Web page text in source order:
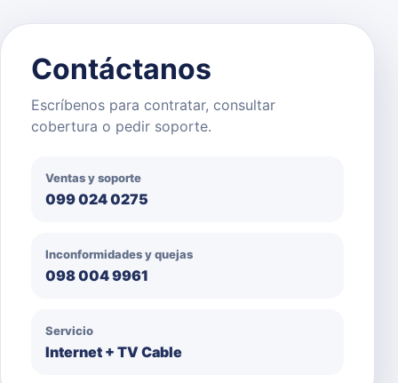
Contáctanos
Escríbenos para contratar, consultar
cobertura o pedir soporte.
Ventas y soporte
099 024 0275
Inconformidades y quejas
098 004 9961
Servicio
Internet + TV Cable